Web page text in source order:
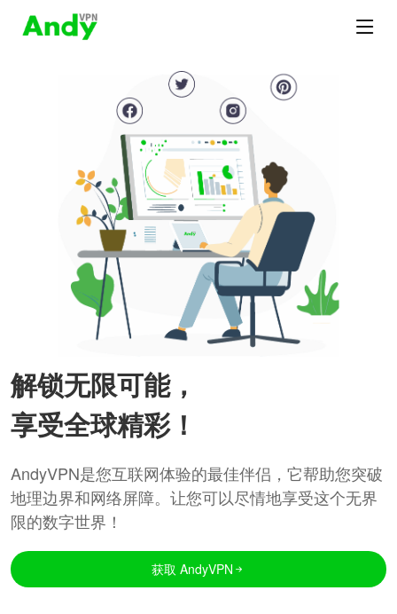
解锁无限可能，
享受全球精彩！
AndyVPN是您互联网体验的最佳伴侣，它帮助您突破
地理边界和网络屏障。让您可以尽情地享受这个无界
限的数字世界！
获取 AndyVPN